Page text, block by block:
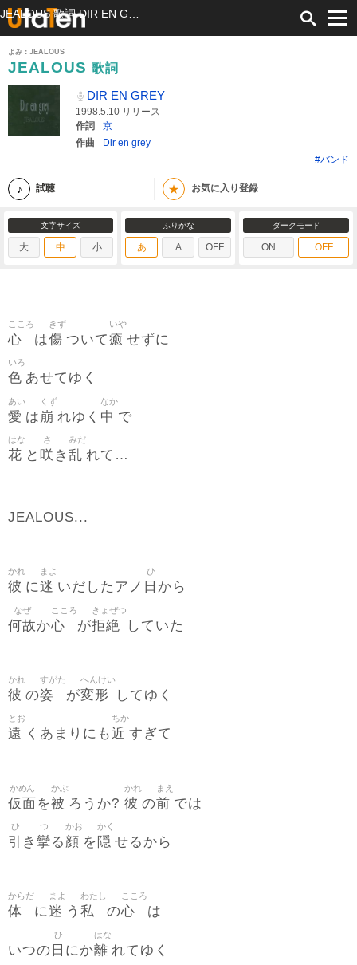
よみ：JEALOUS
JEALOUS 歌詞
DIR EN GREY
1998.5.10 リリース
作詞
京
作曲
Dir en grey
#バンド
試聴 ★ お気に入り登録
文字サイズ
大 中 小
ふりがな
あ A OFF
ダークモード
ON OFF
心
こころ
は傷
きず
ついて癒
いや
せずに
色
いろ
あせてゆく
愛
あい
は 崩
くず
れゆく 中
なか
で
花
はな
と 咲
さ
き 乱
みだ
れて…
JEALOUS...
彼
かれ
に迷
まよ
いだしたアノ 日
ひ
から
何故
なぜ
か心
こころ
が拒絶
きょぜつ
していた
彼
かれ
の姿
すがた
が変形
へんけい
してゆく
遠
とお
くあまりにも近
ちか
すぎて
仮面
かめん
を被
かぶ
ろうか? 彼
かれ
の前
まえ
では
引
ひ
き 攣
つ
る 顔
かお
を 隠
かく
せるから
体
からだ
に迷
まよ
う 私
わたし
の心
こころ
は
いつの 日
ひ
にか離
はな
れてゆく